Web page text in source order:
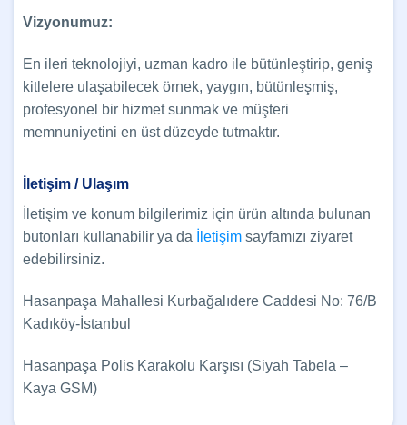
Vizyonumuz:
En ileri teknolojiyi, uzman kadro ile bütünleştirip, geniş
kitlelere ulaşabilecek örnek, yaygın, bütünleşmiş,
profesyonel bir hizmet sunmak ve müşteri
memnuniyetini en üst düzeyde tutmaktır.
İletişim / Ulaşım
İletişim ve konum bilgilerimiz için ürün altında bulunan
butonları kullanabilir ya da
İletişim sayfamızı ziyaret
edebilirsiniz.
Hasanpaşa Mahallesi Kurbağalıdere Caddesi No: 76/B
Kadıköy-İstanbul
Hasanpaşa Polis Karakolu Karşısı (Siyah Tabela –
Kaya GSM)